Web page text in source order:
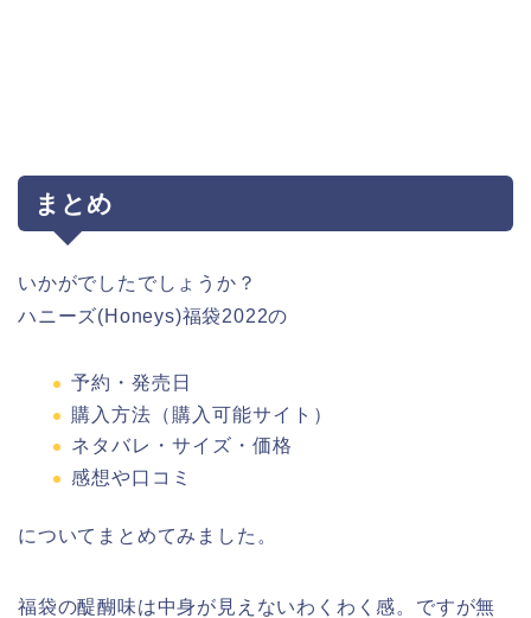
まとめ
いかがでしたでしょうか？
ハニーズ(Honeys)福袋2022の
予約・発売日
購入方法（購入可能サイト）
ネタバレ・サイズ・価格
感想や口コミ
についてまとめてみました。
福袋の醍醐味は中身が見えないわくわく感。ですが無